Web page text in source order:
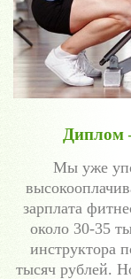
Диплом
Мы уже
зарплата
около 30-35
инструктора
тысяч рублей.